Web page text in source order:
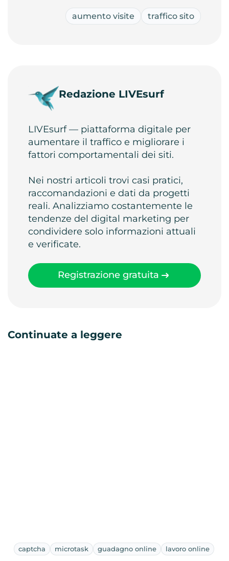
aumento visite traffico sito
Redazione LIVEsurf
LIVEsurf — piattaforma digitale per
aumentare il traffico e migliorare i
fattori comportamentali dei siti.
Nei nostri articoli trovi casi pratici,
raccomandazioni e dati da progetti
reali. Analizziamo costantemente le
tendenze del digital marketing per
condividere solo informazioni attuali
e verificate.
Registrazione gratuita
Continuate a leggere
captcha microtask guadagno online lavoro online